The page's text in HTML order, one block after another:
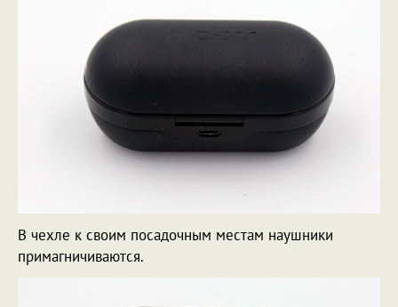
В чехле к своим посадочным местам наушники
примагничиваются.